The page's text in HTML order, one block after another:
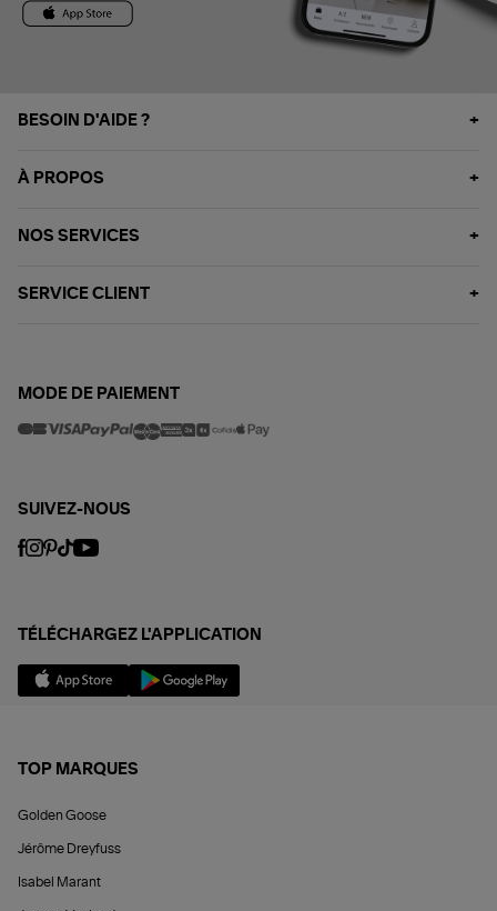
BESOIN D'AIDE ?
À PROPOS
NOS SERVICES
SERVICE CLIENT
MODE DE PAIEMENT
SUIVEZ-NOUS
TÉLÉCHARGEZ L'APPLICATION
TOP MARQUES
Golden Goose
Jérôme Dreyfuss
Isabel Marant